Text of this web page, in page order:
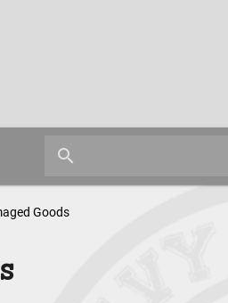
search
Goods